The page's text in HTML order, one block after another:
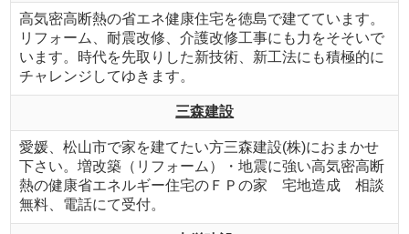
高気密高断熱の省エネ健康住宅を徳島で建てています。
リフォーム、耐震改修、介護改修工事にも力をそそいで
います。時代を先取りした新技術、新工法にも積極的に
チャレンジしてゆきます。
三森建設
愛媛、松山市で家を建てたい方三森建設(株)におまかせ
下さい。増改築（リフォーム）・地震に強い高気密高断
熱の健康省エネルギー住宅のＦＰの家 宅地造成 相談
無料、電話にて受付。